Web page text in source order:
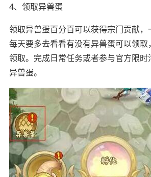
4、领取异兽蛋
领取异兽蛋百分百可以获得宗门贡献
每天要多去看看有没有异兽蛋可以领取
领取。完成日常任务或者参与官方限
异兽蛋。